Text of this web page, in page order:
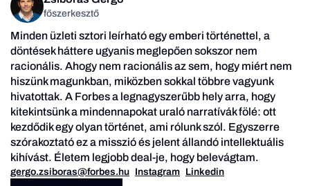
főszerkesztő
Minden üzleti sztori leírható egy emberi történettel, a
döntések háttere ugyanis meglepően sokszor nem
racionális. Ahogy nem racionális az sem, hogy miért nem
hiszünk magunkban, miközben sokkal többre vagyunk
hivatottak. A Forbes a legnagyszerűbb hely arra, hogy
kitekintsünk a mindennapokat uraló narratívák fölé: ott
kezdődik egy olyan történet, ami rólunk szól. Egyszerre
szórakoztató ez a misszió és jelent állandó intellektuális
kihívást. Életem legjobb deal-je, hogy belevágtam.
gergo.zsiboras@forbes.hu Instagram Linkedin